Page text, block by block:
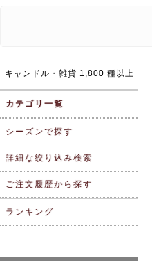
キャンドル・雑貨 1,800 種以上
カテゴリ一覧
シーズンで探す
詳細な絞り込み検索
ご注文履歴から探す
ランキング